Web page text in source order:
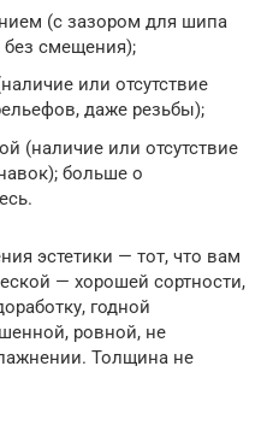
(с зазором для шипа
смещения);
или отсутствие
даже резьбы);
(наличие или отсутствие
больше о
эстетики — тот, что вам
— хорошей сортности,
годной
ровной, не
Толщина не